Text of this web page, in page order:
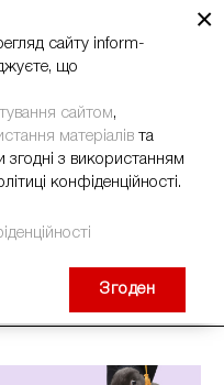
×
сайту inform-
що
сайтом,
матеріалів та
згодні з використанням
конфіденційності.
Згоден